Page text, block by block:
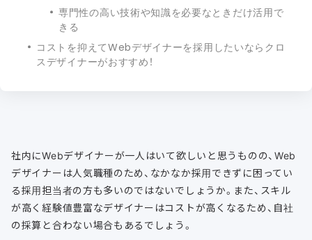
専門性の高い技術や知識を必要なときだけ活用で
きる
コストを抑えてWebデザイナーを採用したいならクロ
スデザイナーがおすすめ！
社内にWebデザイナーが一人はいて欲しいと思うものの、Web
デザイナーは人気職種のため、なかなか採用できずに困ってい
る採用担当者の方も多いのではないでしょうか。また、スキル
が高く経験値豊富なデザイナーはコストが高くなるため、自社
の採算と合わない場合もあるでしょう。